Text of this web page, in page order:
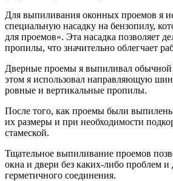
Для выпиливания оконных проемов я
специальную насадку на бензопилу,
для проемов». Эта насадка позволяет
пропилы, что значительно облегчает
Дверные проемы я выпиливал
этом я использовал направляющую
ровные и вертикальные пропилы.
После того, как проемы были
их размеры и при необходимости
стамеской.
Тщательное выпиливание проемов
окна и двери без каких-либо проблем и
герметичного соединения.